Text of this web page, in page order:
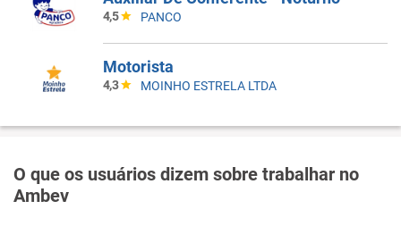
4,5 PANCO
Motorista
4,3 MOINHO ESTRELA LTDA
O que os usuários dizem sobre trabalhar no
Ambev